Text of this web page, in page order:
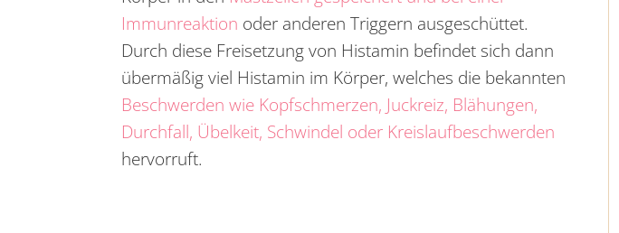
Immunreaktion oder anderen Triggern ausgeschüttet.
Durch diese Freisetzung von Histamin befindet sich dann
übermäßig viel Histamin im Körper, welches die bekannten
Beschwerden wie Kopfschmerzen, Juckreiz, Blähungen,
Durchfall, Übelkeit, Schwindel oder Kreislaufbeschwerden
hervorruft.